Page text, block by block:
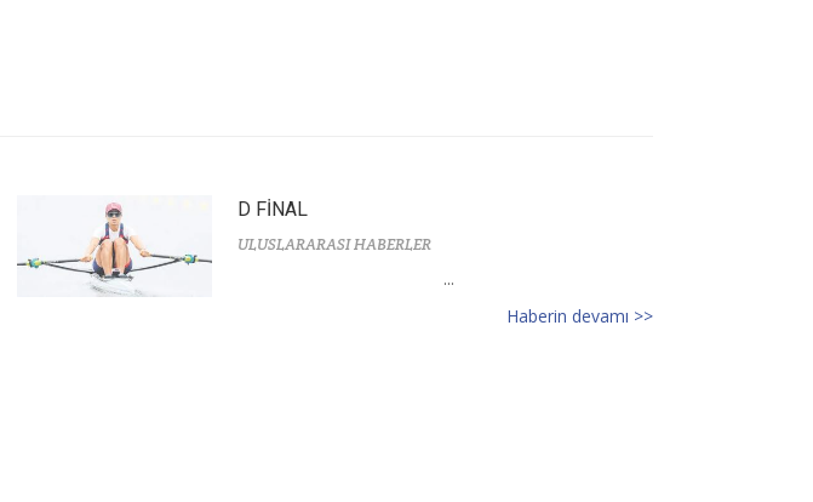
D FİNAL
ULUSLARARASI HABERLER
...
Haberin devamı >>